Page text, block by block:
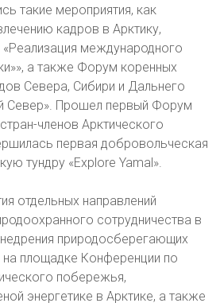
такие мероприятия, как
кадров в Арктику,
«Реализация международного
а также Форум коренных
Севера, Сибири и Дальнего
Север». Прошел первый Форум
членов Арктического
первая добровольческая
тундру «Explore Yamal».
отдельных направлений
сотрудничества в
природосберегающих
на площадке Конференции по
побережья,
энергетике в Арктике, а также